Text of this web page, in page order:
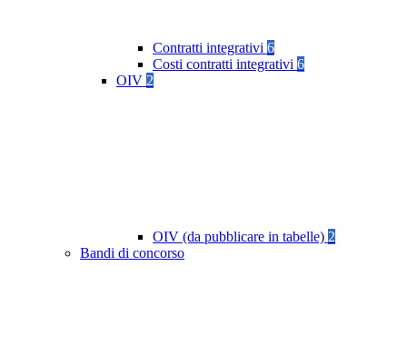
Contratti integrativi 6
Costi contratti integrativi 6
OIV 2
OIV (da pubblicare in tabelle) 2
Bandi di concorso